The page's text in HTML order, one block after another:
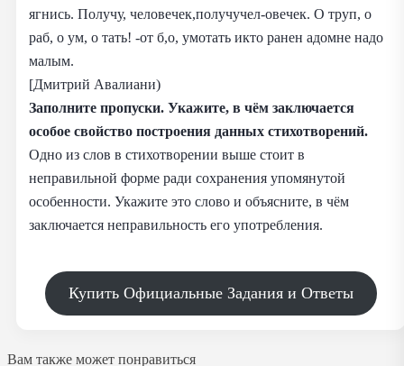
ягнись. Получу, человечек,получучел-овечек. О труп, о
раб, о ум, о тать! -от б,о, умотать икто ранен адомне надо
малым.
[Дмитрий Авалиани)
Заполните пропуски. Укажите, в чём заключается
особое свойство построения данных стихотворений.
Одно из слов в стихотворении выше стоит в
неправильной форме ради сохранения упомянутой
особенности. Укажите это слово и объясните, в чём
заключается неправильность его употребления.
Купить Официальные Задания и Ответы
Вам также может понравиться